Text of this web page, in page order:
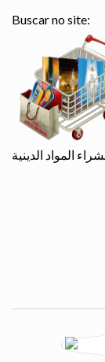
Buscar no site: